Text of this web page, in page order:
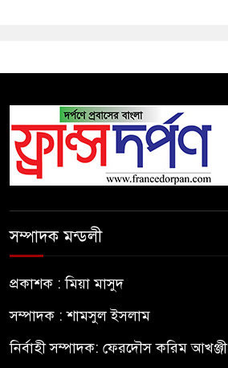
সম্পাদক মন্ডলী
প্রকাশক : মিয়া মাসুদ
সম্পাদক : শামসুল ইসলাম
নির্বাহী সম্পাদক: ফেরদৌস করিম আখঞ্জী